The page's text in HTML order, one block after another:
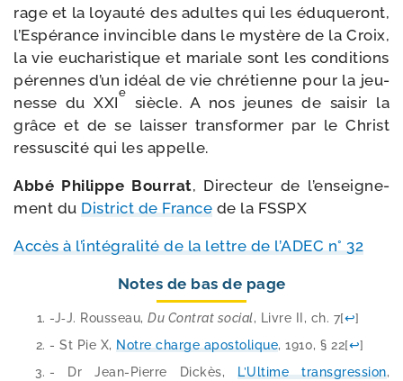
rage et la loyau­té des adultes qui les édu­que­ront,
l’Espérance invin­cible dans le mys­tère de la Croix,
la vie eucha­ris­tique et mariale sont les condi­tions
pérennes d’un idéal de vie chré­tienne pour la jeu­
nesse du XXI
e
siècle. A nos jeunes de sai­sir la
grâce et de se lais­ser trans­for­mer par le Christ
res­sus­ci­té qui les appelle.
Abbé Philippe Bourrat, Directeur de l’en­sei­gne­
ment du District de France de la FSSPX
Accès à l’in­té­gra­li­té de la lettre de l’ADEC n° 32
Notes de bas de page
-J‑J. Rousseau, Du Contrat social, Livre II, ch. 7[↩]
- St Pie X, Notre charge apos­to­lique, 1910, § 22[↩]
- Dr Jean-​Pierre Dickès,L’Ultime trans­gres­sion,